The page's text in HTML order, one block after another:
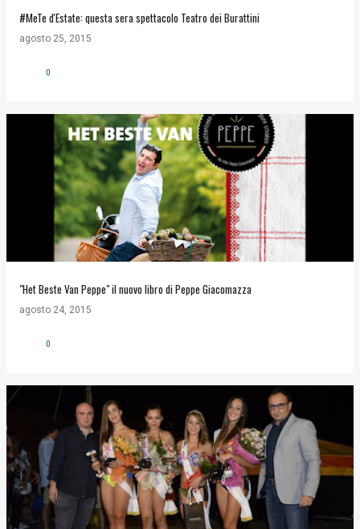
#MeTe d'Estate: questa sera spettacolo Teatro dei Burattini
agosto 25, 2015
0
"Het Beste Van Peppe" il nuovo libro di Peppe Giacomazza
agosto 24, 2015
0